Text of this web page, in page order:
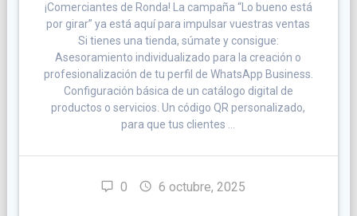
¡Comerciantes de Ronda! La campaña “Lo bueno está
por girar” ya está aquí para impulsar vuestras ventas
Si tienes una tienda, súmate y consigue:
Asesoramiento individualizado para la creación o
profesionalización de tu perfil de WhatsApp Business.
Configuración básica de un catálogo digital de
productos o servicios. Un código QR personalizado,
para que tus clientes …
0 6 octubre, 2025